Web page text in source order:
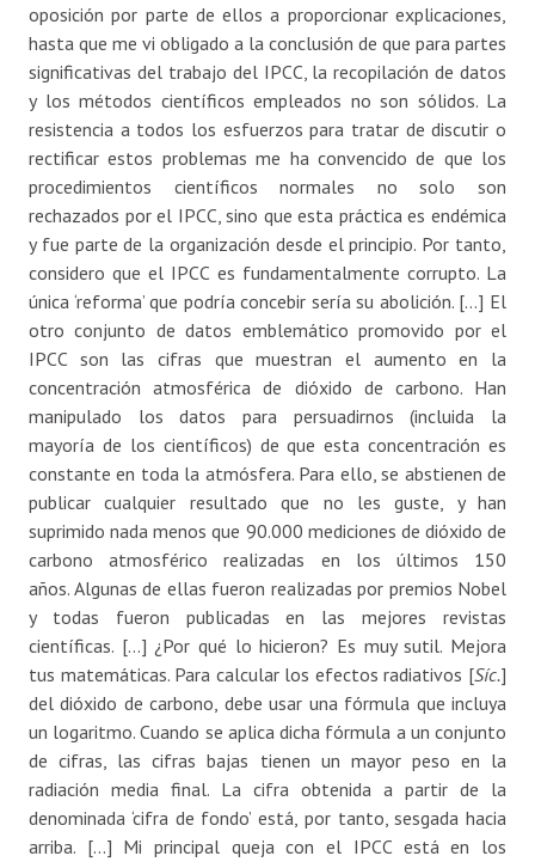
oposición por parte de ellos a proporcionar explicaciones,
hasta que me vi obligado a la conclusión de que para partes
significativas del trabajo del IPCC, la recopilación de datos
y los métodos científicos empleados no son sólidos. La
resistencia a todos los esfuerzos para tratar de discutir o
rectificar estos problemas me ha convencido de que los
procedimientos científicos normales no solo son
rechazados por el IPCC, sino que esta práctica es endémica
y fue parte de la organización desde el principio. Por tanto,
considero que el IPCC es fundamentalmente corrupto. La
única ‘reforma’ que podría concebir sería su abolición. […] El
otro conjunto de datos emblemático promovido por el
IPCC son las cifras que muestran el aumento en la
concentración atmosférica de dióxido de carbono. Han
manipulado los datos para persuadirnos (incluida la
mayoría de los científicos) de que esta concentración es
constante en toda la atmósfera. Para ello, se abstienen de
publicar cualquier resultado que no les guste, y han
suprimido nada menos que 90.000 mediciones de dióxido de
carbono atmosférico realizadas en los últimos 150
años. Algunas de ellas fueron realizadas por premios Nobel
y todas fueron publicadas en las mejores revistas
científicas. […] ¿Por qué lo hicieron? Es muy sutil. Mejora
tus matemáticas. Para calcular los efectos radiativos [Síc.]
del dióxido de carbono, debe usar una fórmula que incluya
un logaritmo. Cuando se aplica dicha fórmula a un conjunto
de cifras, las cifras bajas tienen un mayor peso en la
radiación media final. La cifra obtenida a partir de la
denominada ‘cifra de fondo’ está, por tanto, sesgada hacia
arriba. […] Mi principal queja con el IPCC está en los